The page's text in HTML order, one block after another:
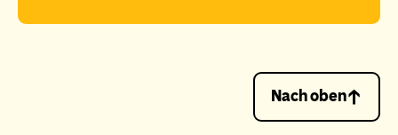
Nach oben